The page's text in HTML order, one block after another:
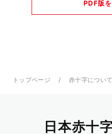
PDF版
トップページ 赤十字について
日本赤十